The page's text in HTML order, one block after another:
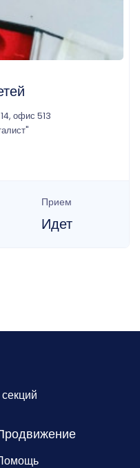
офис 513
Прием
Идет